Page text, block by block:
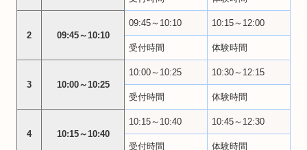
2 09:45～10:10
09:45～10:10 10:15～12:00
受付時間 体験時間
3 10:00～10:25
10:00～10:25 10:30～12:15
受付時間 体験時間
4 10:15～10:40
10:15～10:40 10:45～12:30
受付時間 体験時間